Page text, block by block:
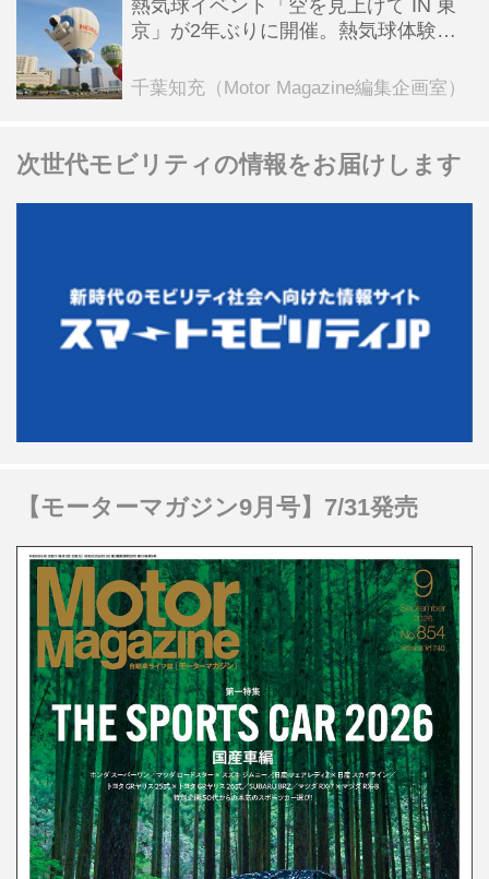
熱気球イベント「空を見上げて IN 東
京」が2年ぶりに開催。熱気球体験搭
ンテンツも
千葉知充（Motor Magazine編集企画室）
次世代モビリティの情報をお届けします
【モーターマガジン9月号】7/31発売